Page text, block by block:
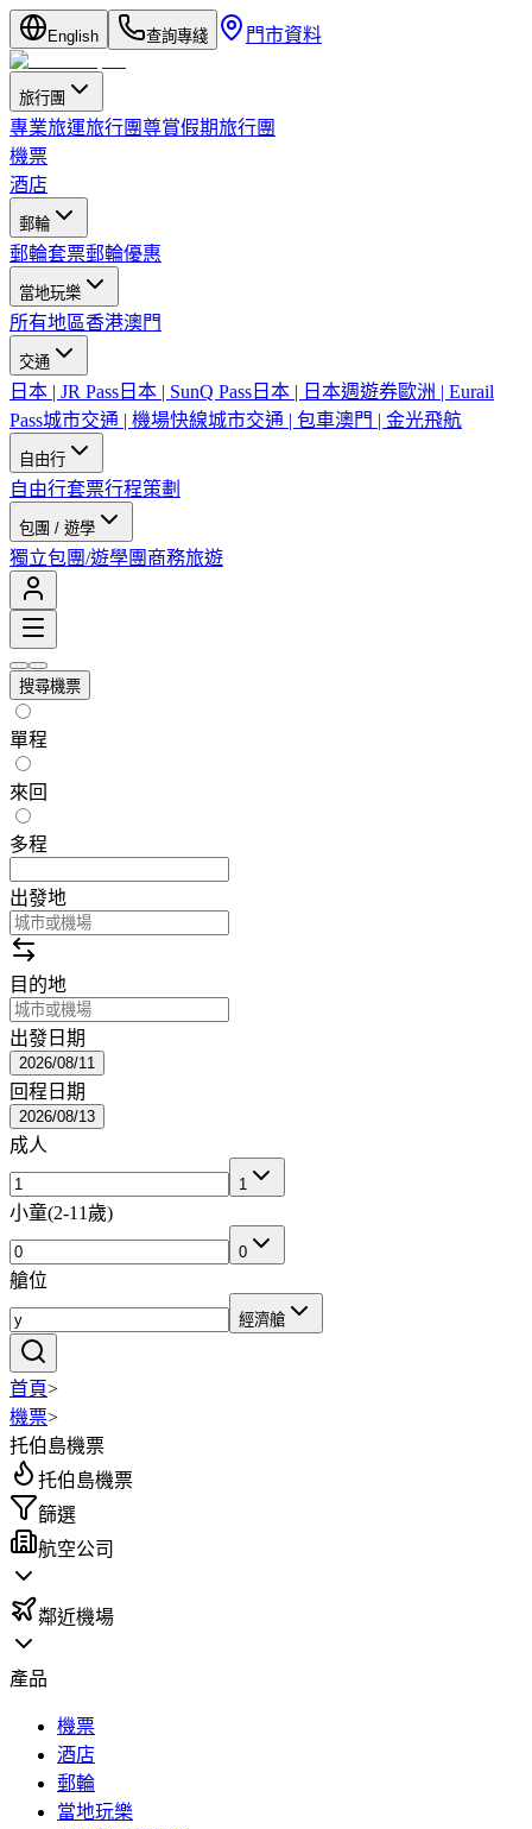
English 查詢專綫 門市資料
旅行團
專業旅運旅行團尊賞假期旅行團
機票
酒店
郵輪
郵輪套票郵輪優惠
當地玩樂
所有地區香港澳門
交通
日本 | JR Pass 日本 | SunQ Pass 日本 | 日本週遊券歐洲 | Eurail
Pass城市交通 | 機場快線城市交通 | 包車澳門 | 金光飛航
自由行
自由行套票行程策劃
包團 / 遊學
獨立包團/遊學團 商務旅遊
搜尋機票
單程
來回
多程
出發地
目的地
出發日期
2026/08/11
回程日期
2026/08/13
成人
1
小童(2-11歲)
0
艙位
經濟艙
首頁>
機票>
托伯島機票
托伯島機票
篩選
航空公司
鄰近機場
產品
機票
酒店
郵輪
當地玩樂